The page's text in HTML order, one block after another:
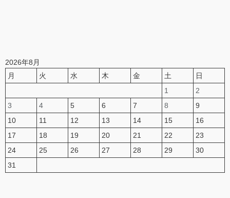
2026年8月
月
火 水 木 金 土
日
1
2
3
4 5 6 7 8
9
10
11 12 13 14 15
16
17
18 19 20 21 22
23
24
25 26 27 28 29
30
31